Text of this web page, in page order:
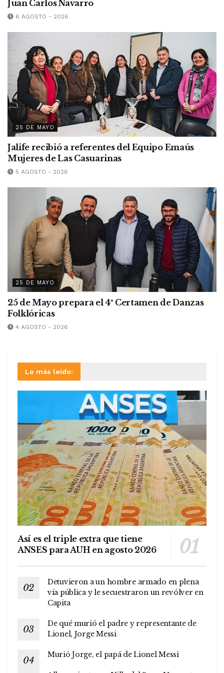
Juan Carlos Navarro
6 AGOSTO - 2026
25 DE MAYO
Jalife recibió a referentes del Equipo Emaús
Mujeres de Las Casuarinas
5 AGOSTO - 2026
25 DE MAYO
25 de Mayo prepara el 4º Certamen de Danzas
Folklóricas
4 AGOSTO - 2026
Lo más leído:
Así es el triple extra que tiene
ANSES para AUH en agosto 2026
Detuvieron a un hombre armado en plena
vía pública y le secuestraron un revólver en
Capita
De qué murió el padre y representante de
Lionel, Jorge Messi
Murió Jorge, el papá de Lionel Messi